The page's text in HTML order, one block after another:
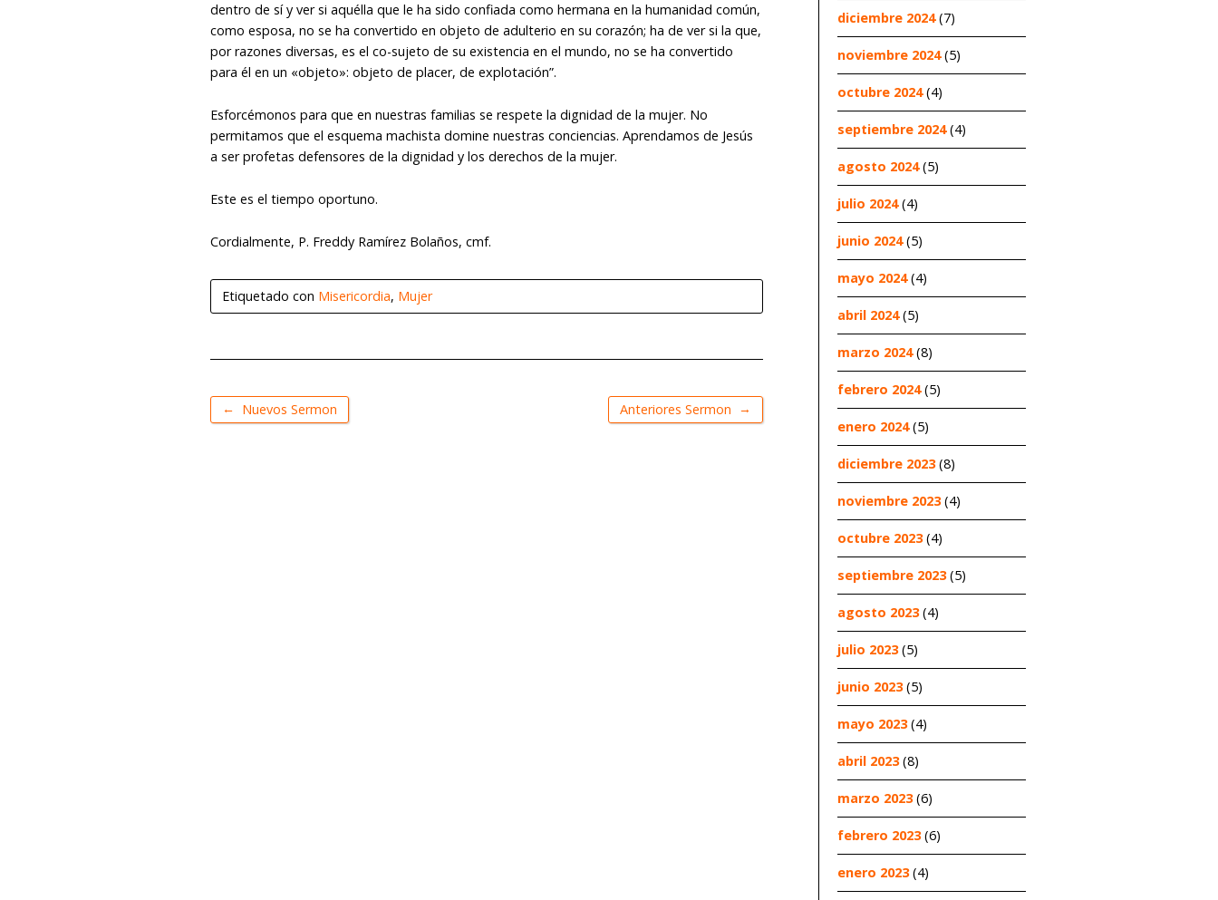
dentro de sí y ver si aquélla que le ha sido confiada como hermana en la humanidad común,
como esposa, no se ha convertido en objeto de adulterio en su corazón; ha de ver si la que,
por razones diversas, es el co-sujeto de su existencia en el mundo, no se ha convertido
para él en un «objeto»: objeto de placer, de explotación”.
Esforcémonos para que en nuestras familias se respete la dignidad de la mujer. No
permitamos que el esquema machista domine nuestras conciencias. Aprendamos de Jesús
a ser profetas defensores de la dignidad y los derechos de la mujer.
Este es el tiempo oportuno.
Cordialmente, P. Freddy Ramírez Bolaños, cmf.
Etiquetado con Misericordia, Mujer
← Nuevos Sermon Anteriores Sermon →
diciembre 2024(7)
noviembre 2024(5)
octubre 2024(4)
septiembre 2024(4)
agosto 2024(5)
julio 2024(4)
junio 2024(5)
mayo 2024(4)
abril 2024(5)
marzo 2024(8)
febrero 2024(5)
enero 2024(5)
diciembre 2023(8)
noviembre 2023(4)
octubre 2023(4)
septiembre 2023(5)
agosto 2023(4)
julio 2023(5)
junio 2023(5)
mayo 2023(4)
abril 2023(8)
marzo 2023(6)
febrero 2023(6)
enero 2023(4)